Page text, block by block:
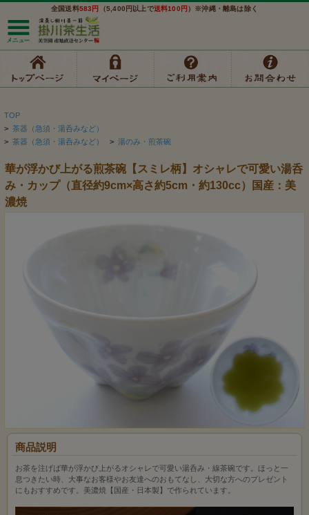
全国送料583円 （5,400円以上で送料100円 ）※沖縄・離島は除く
TOP
> 茶器（急須・湯呑みなど）
> 茶器（急須・湯呑みなど） > 湯のみ・煎茶碗
華が浮かび上がる煎茶碗【スミレ柄】オシャレで可愛い湯呑
み・カップ（直径約9cm×高さ約5cm・約130cc）国産：美
濃焼
商品説明
お茶を注げば華が浮かび上がるオシャレで可愛い湯呑み・線茶碗です。ほっと一
息つきたい時、大事なお客様やお友達へのおもてなし、大切な方へのプレゼント
にもおすすめです。美濃焼【国産・日本製】で作られています。